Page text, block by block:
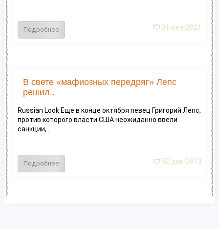
Подробнее 01-сен-2021
В свете «мафиозных передряг» Лепс
решил..
Russian Look Еще в конце октября певец Григорий Лепс,
против которого власти США неожиданно ввели
санкции,...
Подробнее 02-дек-2013